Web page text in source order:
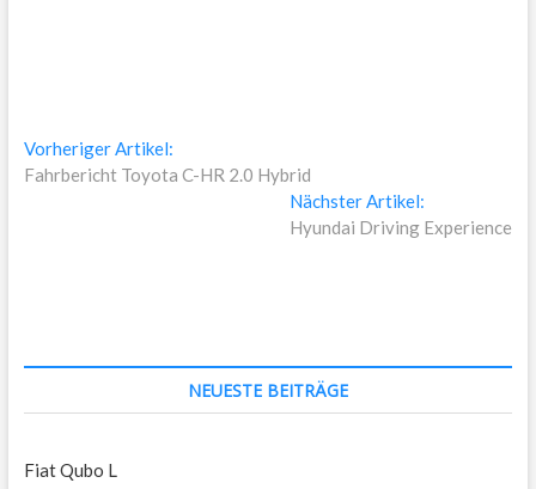
Beitragsnavigation
Vorheriger Artikel:Vorheriger
Artikel:
Fahrbericht Toyota C-HR 2.0 Hybrid
Nächster Artikel:
Artikel:
Hyundai Driving Experience
NEUESTE BEITRÄGE
Fiat Qubo L